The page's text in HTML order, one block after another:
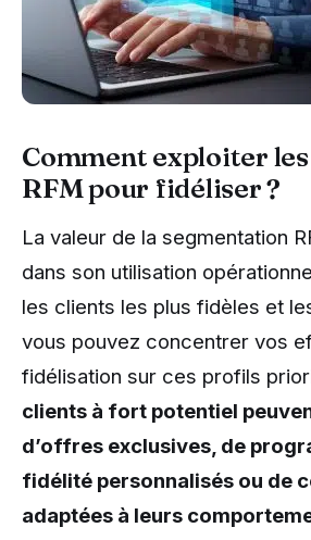
Comment exploiter
RFM pour fidéliser ?
La valeur de la segmentation
dans son utilisation
les clients les plus fidèles et
vous pouvez concentrer vos
fidélisation sur ces profils
clients à fort potentiel
d’offres exclusives, de
fidélité personnalisés ou de
adaptées à leurs